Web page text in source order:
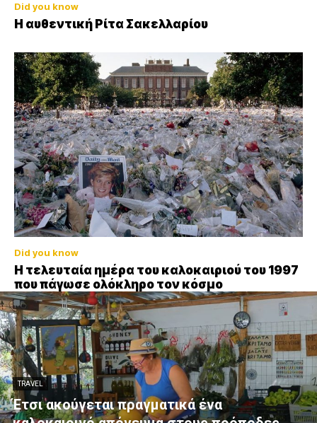
Did you know
Η αυθεντική Ρίτα Σακελλαρίου
Did you know
Η τελευταία ημέρα του καλοκαιριού του 1997
που πάγωσε ολόκληρο τον κόσμο
TRAVEL
Έτσι ακούγεται πραγματικά ένα